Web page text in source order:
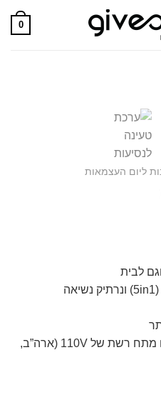
0
ליום העצמאות
לבית
מתאים גם לנסיעות במדינות עם מתח רשת של 110V (ארה”ב,